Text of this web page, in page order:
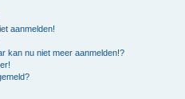
aanmelden!
kan nu niet meer aanmelden!?